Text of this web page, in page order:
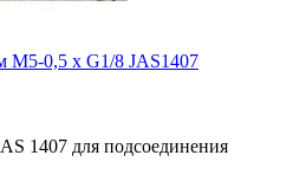
M5-0,5 x G1/8 JAS1407
1407 для подсоединения